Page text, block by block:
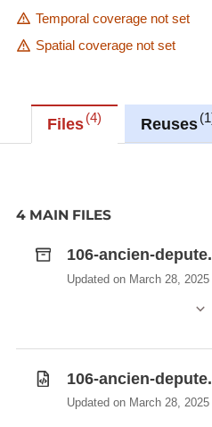
Temporal coverage not set
Spatial coverage not set
Files 4 Reuses 1
4 MAIN FILES
106-ancien-
Updated on March 28, 2025
106-ancien-
Updated on March 28, 2025